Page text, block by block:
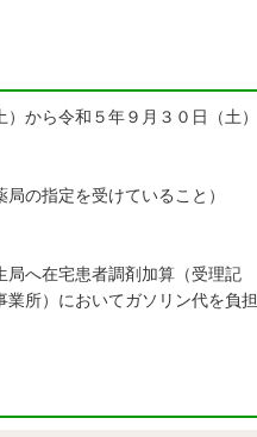
から令和５年９月３０日（土）
指定を受けていること）
へ在宅患者調剤加算（受理記
）においてガソリン代を負担